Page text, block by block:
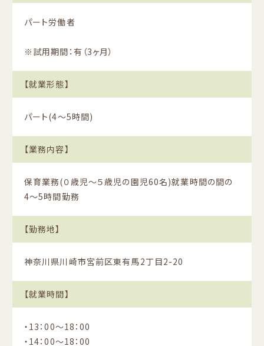
パート労働者
※試用期間：有（3ヶ月）
【就業形態】
パート(4〜5時間)
【業務内容】
保育業務(０歳児〜５歳児の園児60名)就業時間の間の
4〜5時間勤務
【勤務地】
神奈川県川崎市宮前区東有馬2丁目2-20
【就業時間】
・13：00〜18：00
・14：00〜18：00